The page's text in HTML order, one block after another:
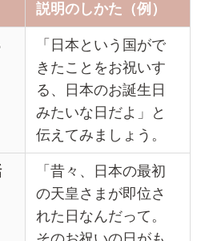
説明のしかた（例）
「日本という国がで
きたことをお祝いす
る、日本のお誕生日
みたいな日だよ」と
伝えてみましょう。
「昔々、日本の最初
の天皇さまが即位さ
れた日なんだって。